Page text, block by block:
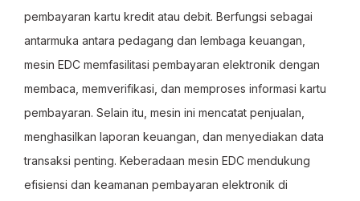
pembayaran kartu kredit atau debit. Berfungsi sebagai
antarmuka antara pedagang dan lembaga keuangan,
mesin EDC memfasilitasi pembayaran elektronik dengan
membaca, memverifikasi, dan memproses informasi kartu
pembayaran. Selain itu, mesin ini mencatat penjualan,
menghasilkan laporan keuangan, dan menyediakan data
transaksi penting. Keberadaan mesin EDC mendukung
efisiensi dan keamanan pembayaran elektronik di